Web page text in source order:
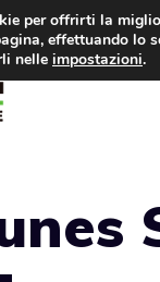
per offrirti la
effettuando lo
nelle impostazioni.